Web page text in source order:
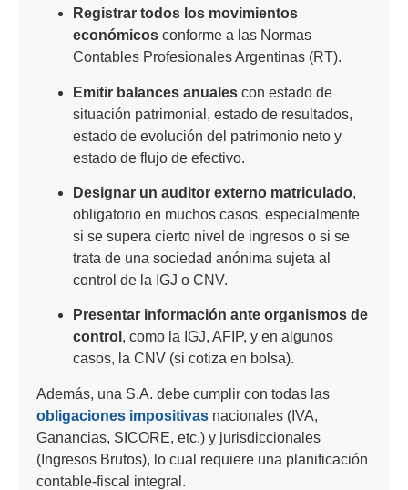
Registrar todos los movimientos
económicos conforme a las Normas
Contables Profesionales Argentinas (RT).
Emitir balances anuales con estado de
situación patrimonial, estado de resultados,
estado de evolución del patrimonio neto y
estado de flujo de efectivo.
Designar un auditor externo matriculado,
obligatorio en muchos casos, especialmente
si se supera cierto nivel de ingresos o si se
trata de una sociedad anónima sujeta al
control de la IGJ o CNV.
Presentar información ante organismos de
control , como la IGJ, AFIP, y en algunos
casos, la CNV (si cotiza en bolsa).
Además, una S.A. debe cumplir con todas las
obligaciones impositivas nacionales (IVA,
Ganancias, SICORE, etc.) y jurisdiccionales
(Ingresos Brutos), lo cual requiere una planificación
contable-fiscal integral.